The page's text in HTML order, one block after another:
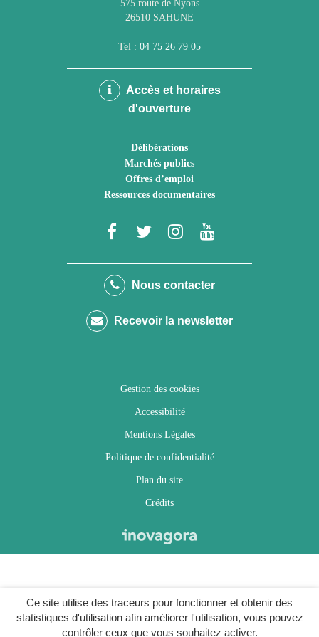
Ce site utilise des traceurs pour fonctionner et obtenir des
statistiques d'utilisation afin améliorer l'utilisation, vous pouvez
contrôler ceux que vous souhaitez activer.
575 route de Nyons
26510 SAHUNE
Tel : 04 75 26 79 05
Accès et horaires
d'ouverture
Délibérations
Marchés publics
Offres d’emploi
Ressources documentaires
Lien
le
Facebook
Lien
le
Twitter
Lien
le
Instagram
Youtube
Nous contacter
Recevoir la newsletter
Gestion des cookies
Accessibilité
Mentions Légales
Politique de confidentialité
Plan du site
Crédits